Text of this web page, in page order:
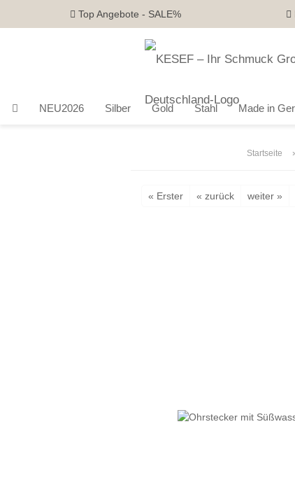
Top Angebote - SALE%
NEU2026 Silber Gold Stahl Made in
Startseite
« Erster « zurück weiter »